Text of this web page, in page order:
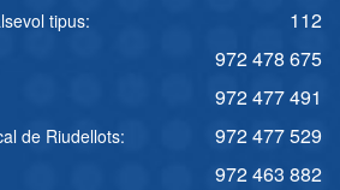
tipus: 112
972 478 675
972 477 491
de Riudellots: 972 477 529
972 463 882